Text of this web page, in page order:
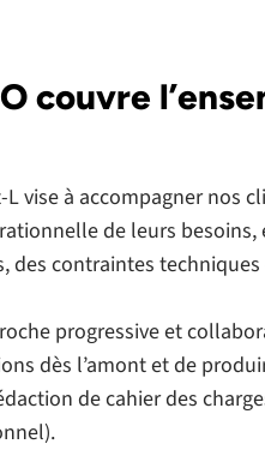
couvre
vise à accompagner nos
de leurs besoins,
des contraintes
progressive et
dès l’amont et de
de cahier des